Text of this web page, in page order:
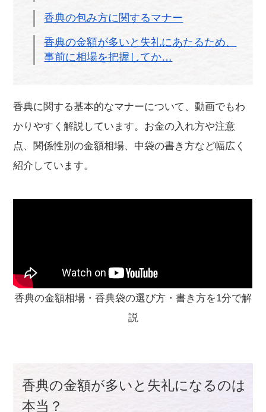
香典の包み方に関するマナー
香典の金額が多いと失礼にあたるため、
事前に相場を把握してか…
香典に関する基本的なマナーについて、動画でもわ
かりやすく解説しています。お金の入れ方や注意
点、関係性別の金額相場、中袋の書き方など幅広く
紹介しています。
香典の金額相場・香典袋の選び方・書き方を1分で解
説
香典の金額が多いと失礼になるのは
本当？